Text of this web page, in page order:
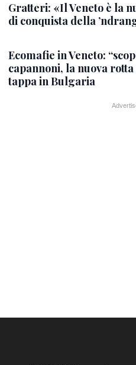
Gratteri: «Il Veneto è la
di conquista della
Ecomafie in Veneto:
capannoni, la nuova
tappa in Bulgaria